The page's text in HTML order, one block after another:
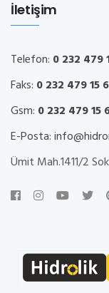
İletişim
Telefon: 0 232 479
Faks: 0 232 479 15
Gsm: 0 232 479 15
E-Posta:
Ümit Mah.1411/2